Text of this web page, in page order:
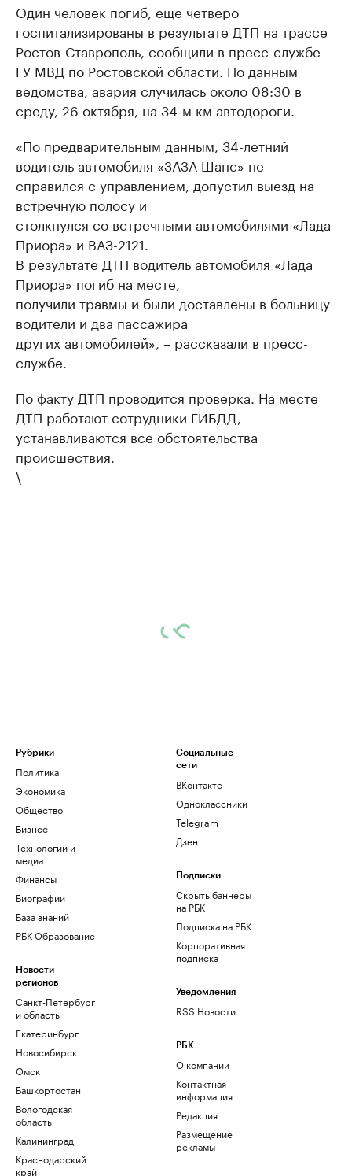
Один человек погиб, еще четверо
госпитализированы в результате ДТП на трассе
Ростов-Ставрополь, сообщили в пресс-службе
ГУ МВД по Ростовской области. По данным
ведомства, авария случилась около 08:30 в
среду, 26 октября, на 34-м км автодороги.
«По предварительным данным, 34-летний
водитель автомобиля «ЗАЗА Шанс» не
справился с управлением, допустил выезд на
встречную полосу и
столкнулся со встречными автомобилями «Лада
Приора» и ВАЗ-2121.
В результате ДТП водитель автомобиля «Лада
Приора» погиб на месте,
получили травмы и были доставлены в больницу
водители и два пассажира
других автомобилей», – рассказали в пресс-
службе.
По факту ДТП проводится проверка. На месте
ДТП работают сотрудники ГИБДД,
устанавливаются все обстоятельства
происшествия.
\
Рубрики
Политика
Экономика
Общество
Бизнес
Технологии и
медиа
Финансы
Биографии
База знаний
РБК Образование
Новости
регионов
Санкт-Петербург
и область
Екатеринбург
Новосибирск
Омск
Башкортостан
Вологодская
область
Калининград
Краснодарский
край
Социальные
сети
ВКонтакте
Одноклассники
Telegram
Дзен
Подписки
Скрыть баннеры
на РБК
Подписка на РБК
Корпоративная
подписка
Уведомления
RSS Новости
РБК
О компании
Контактная
информация
Редакция
Размещение
рекламы